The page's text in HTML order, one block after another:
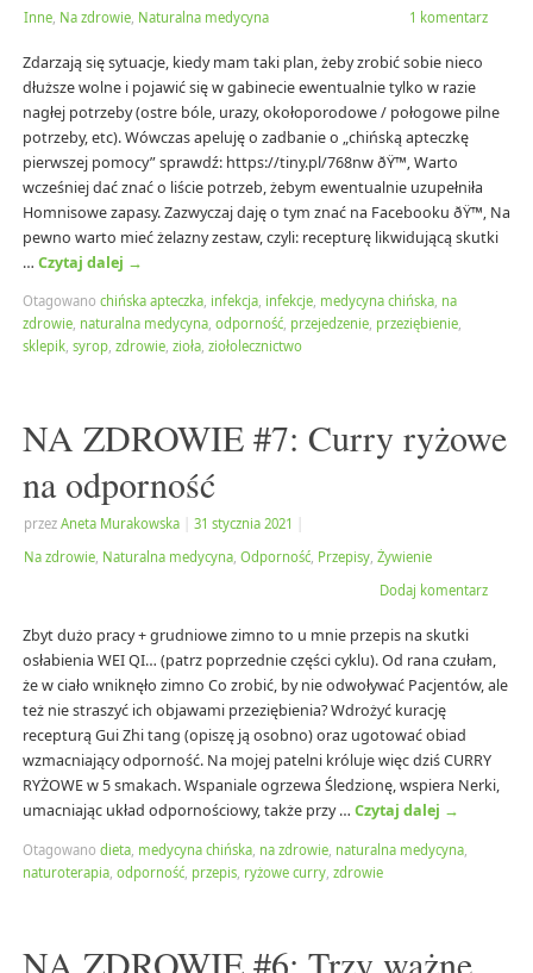
Inne, Na zdrowie, Naturalna medycyna 1 komentarz
Zdarzają się sytuacje, kiedy mam taki plan, żeby zrobić sobie nieco
dłuższe wolne i pojawić się w gabinecie ewentualnie tylko w razie
nagłej potrzeby (ostre bóle, urazy, okołoporodowe / połogowe pilne
potrzeby, etc). Wówczas apeluję o zadbanie o „chińską apteczkę
pierwszej pomocy” sprawdź: https://tiny.pl/768nw ðŸ™‚ Warto
wcześniej dać znać o liście potrzeb, żebym ewentualnie uzupełniła
Homnisowe zapasy. Zazwyczaj daję o tym znać na Facebooku ðŸ™‚ Na
pewno warto mieć żelazny zestaw, czyli: recepturę likwidującą skutki
… Czytaj dalej →
Otagowano chińska apteczka, infekcja, infekcje, medycyna chińska, na
zdrowie, naturalna medycyna, odporność, przejedzenie, przeziębienie,
sklepik, syrop, zdrowie, zioła, ziołolecznictwo
NA ZDROWIE #7: Curry ryżowe
na odporność
przez Aneta Murakowska 31 stycznia 2021
Na zdrowie, Naturalna medycyna, Odporność, Przepisy, Żywienie
Dodaj komentarz
Zbyt dużo pracy + grudniowe zimno to u mnie przepis na skutki
osłabienia WEI QI… (patrz poprzednie części cyklu). Od rana czułam,
że w ciało wniknęło zimno Co zrobić, by nie odwoływać Pacjentów, ale
też nie straszyć ich objawami przeziębienia? Wdrożyć kurację
recepturą Gui Zhi tang (opiszę ją osobno) oraz ugotować obiad
wzmacniający odporność. Na mojej patelni króluje więc dziś CURRY
RYŻOWE w 5 smakach. Wspaniale ogrzewa Śledzionę, wspiera Nerki,
umacniając układ odpornościowy, także przy … Czytaj dalej →
Otagowano dieta, medycyna chińska, na zdrowie, naturalna medycyna,
naturoterapia, odporność, przepis, ryżowe curry, zdrowie
NA ZDROWIE #6: Trzy ważne